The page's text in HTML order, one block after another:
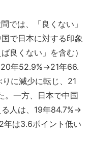
では、「良くない」
で日本に対する印象
良くない」を含む）
年52.9%→21年66.
に減少に転じ、21
。一方、日本で中国
人は、19年84.7%→
は3.6ポイント低い